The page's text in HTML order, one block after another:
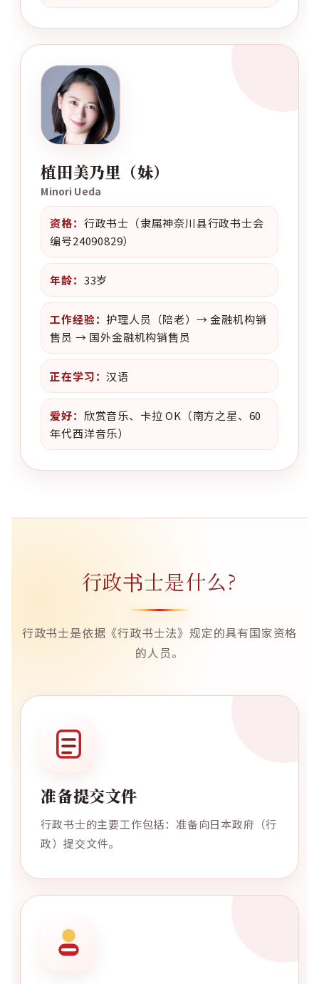
植田美乃里（妹）
Minori Ueda
资格： 行政书士（隶属神奈川县行政书士会
编号24090829）
年龄： 33岁
工作经验：护理人员（陪老）→ 金融机构销
售员 → 国外金融机构销售员
正在学习：汉语
爱好： 欣赏音乐、卡拉 OK（南方之星、60
年代西洋音乐）
行政书士是什么?
行政书士是依据《行政书士法》规定的具有国家资格
的人员。
准备提交文件
行政书士的主要工作包括：准备向日本政府（行
政）提交文件。